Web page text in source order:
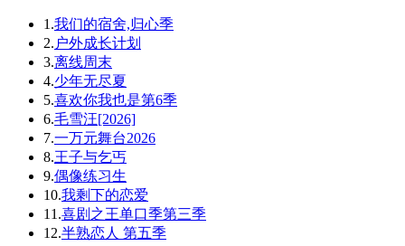
1.我们的宿舍,归心季
2. 户外成长计划
3.离线周末
4.少年无尽夏
5.喜欢你我也是第6季
6.毛雪汪[2026]
7.一万元舞台2026
8.王子与乞丐
9.偶像练习生
10.我剩下的恋爱
11.喜剧之王单口季第三季
12.半熟恋人 第五季